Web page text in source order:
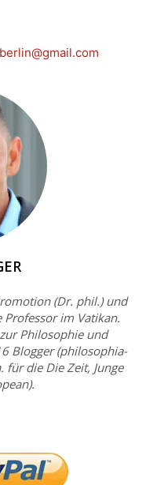
(Dr. phil.) und
Professor im Vatikan.
Philosophie und
Blogger (philosophia-
für die Die Zeit, Junge